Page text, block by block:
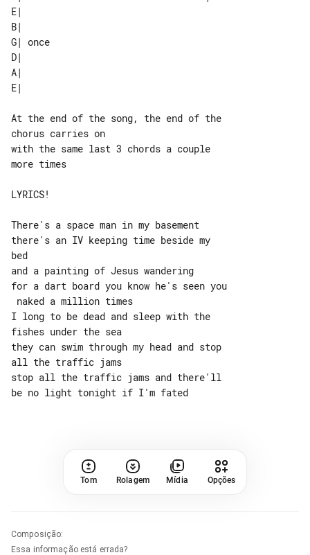
E|
B|
G| once
D|
A|
At the end of the song, the end of the
chorus carries on
with the same last 3 chords a couple
more times
LYRICS!
There's a space man in my basement
there's an IV keeping time beside my
bed
and a painting of Jesus wandering
for a dart board you know he's seen you
I long to be dead and sleep with the
fishes under the sea
they can swim through my head and stop
all the traffic jams
stop all the traffic jams and there'll
be no light tonight if I'm fated
Tom Rolagem Mídia Opções
Composição:
Essa informação está errada?